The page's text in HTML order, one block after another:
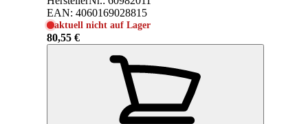
EAN: 4060169028815
aktuell nicht auf Lager
80,55 €